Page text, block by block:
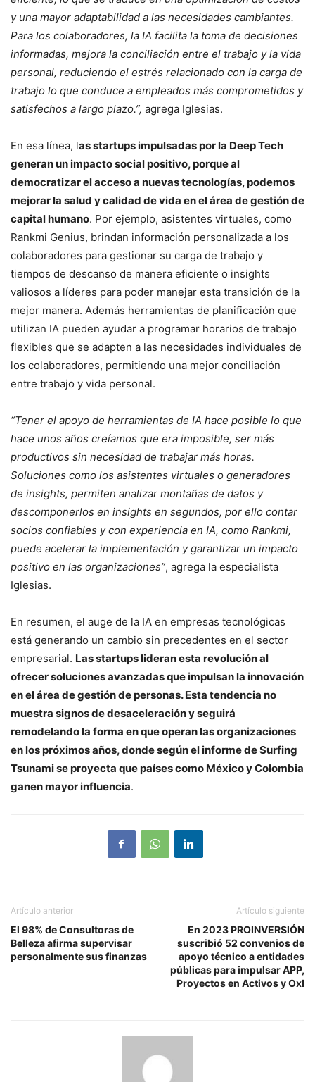
y una mayor adaptabilidad a las necesidades cambiantes.
Para los colaboradores, la IA facilita la toma de decisiones
informadas, mejora la conciliación entre el trabajo y la vida
personal, reduciendo el estrés relacionado con la carga de
trabajo lo que conduce a empleados más comprometidos y
satisfechos a largo plazo.”, agrega Iglesias.
En esa línea, las startups impulsadas por la Deep Tech
generan un impacto social positivo, porque al
democratizar el acceso a nuevas tecnologías, podemos
mejorar la salud y calidad de vida en el área de gestión de
capital humano. Por ejemplo, asistentes virtuales, como
Rankmi Genius, brindan información personalizada a los
colaboradores para gestionar su carga de trabajo y
tiempos de descanso de manera eficiente o insights
valiosos a líderes para poder manejar esta transición de la
mejor manera. Además herramientas de planificación que
utilizan IA pueden ayudar a programar horarios de trabajo
flexibles que se adapten a las necesidades individuales de
los colaboradores, permitiendo una mejor conciliación
entre trabajo y vida personal.
“Tener el apoyo de herramientas de IA hace posible lo que
hace unos años creíamos que era imposible, ser más
productivos sin necesidad de trabajar más horas.
Soluciones como los asistentes virtuales o generadores
de insights, permiten analizar montañas de datos y
descomponerlos en insights en segundos, por ello contar
socios confiables y con experiencia en IA, como Rankmi,
puede acelerar la implementación y garantizar un impacto
positivo en las organizaciones”, agrega la especialista
Iglesias.
En resumen, el auge de la IA en empresas tecnológicas
está generando un cambio sin precedentes en el sector
empresarial. Las startups lideran esta revolución al
ofrecer soluciones avanzadas que impulsan la innovación
en el área de gestión de personas. Esta tendencia no
muestra signos de desaceleración y seguirá
remodelando la forma en que operan las organizaciones
en los próximos años, donde según el informe de Surfing
Tsunami se proyecta que países como México y Colombia
ganen mayor influencia.
Artículo anterior
El 98% de Consultoras de
Belleza afirma supervisar
personalmente sus finanzas
Artículo siguiente
En 2023 PROINVERSIÓN
suscribió 52 convenios de
apoyo técnico a entidades
públicas para impulsar APP,
Proyectos en Activos y OxI